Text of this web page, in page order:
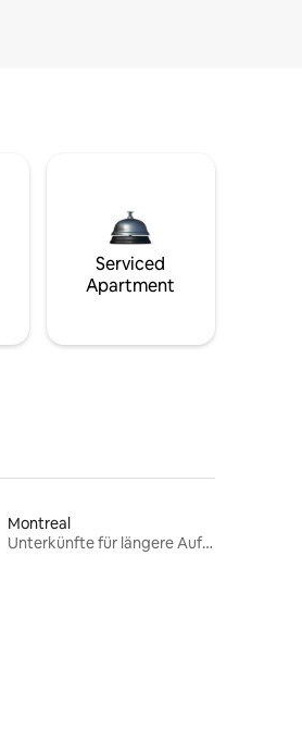
Serviced
Apartment
Montreal
Unterkünfte für längere Aufenthalte